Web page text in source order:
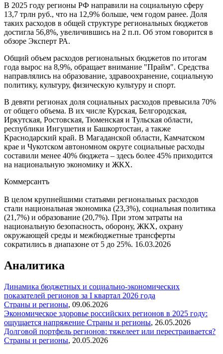
В 2025 году регионы РФ направили на социальную сферу
13,7 трлн руб., что на 12,9% больше, чем годом ранее. Доля
таких расходов в общей структуре региональных бюджетов
достигла 56,8%, увеличившись на 2 п.п. Об этом говорится в
обзоре Эксперт РА.
Общий объем расходов региональных бюджетов по итогам
года вырос на 8,9%, обращает внимание "Прайм". Средства
направлялись на образование, здравоохранение, социальную
политику, культуру, физическую культуру и спорт.
В девяти регионах доля социальных расходов превысила 70%
от общего объема. В их числе Курская, Белгородская,
Иркутская, Ростовская, Тюменская и Тульская области,
республики Ингушетия и Башкортостан, а также
Краснодарский край. В Магаданской области, Камчатском
крае и Чукотском автономном округе социальные расходы
составили менее 40% бюджета – здесь более 45% приходится
на национальную экономику и ЖКХ.
Коммерсантъ
В целом крупнейшими статьями региональных расходов
стали национальная экономика (23,3%), социальная политика
(21,7%) и образование (20,7%). При этом затраты на
национальную безопасность, оборону, ЖКХ, охрану
окружающей среды и межбюджетные трансферты
сократились в диапазоне от 5 до 25%. 16.03.2026
Аналитика
Динамика бюджетных и социально-экономических
показателей регионов за I квартал 2026 года
Страны и регионы, 09.06.2026
Экономическое здоровье российских регионов в 2025 году:
ощущается напряжение Страны и регионы, 26.05.2026
Долговой портфель регионов: тяжелеет или перестраивается?
Страны и регионы, 20.05.2026